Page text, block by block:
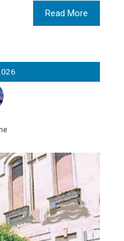
Read More